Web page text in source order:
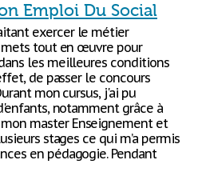
Emploi Du Social
exercer le métier
mets tout en œuvre pour
les meilleures conditions
de passer le concours
mon cursus, j'ai pu
notamment grâce à
master Enseignement et
stages ce qui m’a permis
en pédagogie. Pendant